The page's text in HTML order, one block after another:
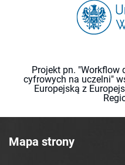
Projekt pn.
cyfrowych na uczelni"
Europejską z
Mapa strony